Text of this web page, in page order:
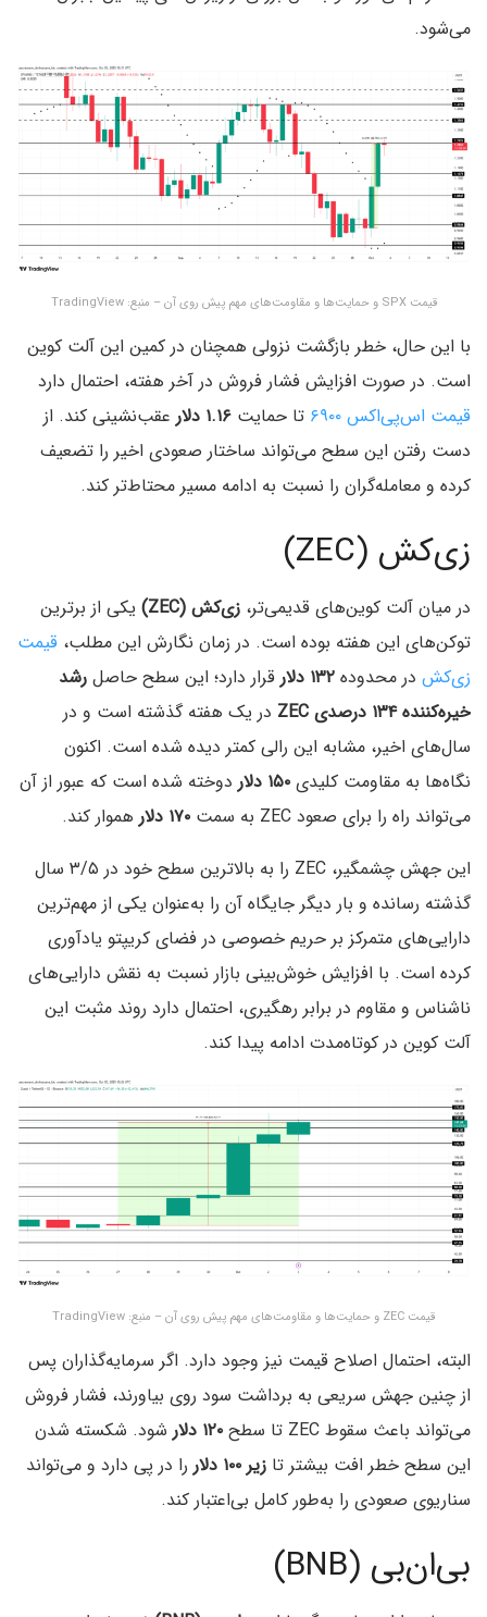
می‌شود.
قیمت SPX و حمایت‌ها و مقاومت‌های مهم پیش روی آن – منبع: TradingView
با این حال، خطر بازگشت نزولی همچنان در کمین این آلت کوین
است. در صورت افزایش فشار فروش در آخر هفته، احتمال دارد
قیمت اس‌پی‌اکس ۶۹۰۰
تا حمایت ۱.۱۶ دلار
عقب‌نشینی کند. از
دست رفتن این سطح می‌تواند ساختار صعودی اخیر را تضعیف
کرده و معامله‌گران را نسبت به ادامه مسیر محتاط‌تر کند.
زی‌کش (ZEC)
در میان آلت‌ کوین‌های قدیمی‌تر، زی‌کش (ZEC)
یکی از برترین
توکن‌های این هفته بوده است. در زمان نگارش این مطلب، قیمت
زی‌کش در محدوده ۱۳۲ دلار قرار دارد؛ این سطح حاصل رشد
خیره‌کننده ۱۳۴ درصدی ZEC
در یک هفته گذشته است و در
سال‌های اخیر، مشابه این رالی‌ کمتر دیده شده است. اکنون
نگاه‌ها به مقاومت کلیدی ۱۵۰ دلار
دوخته شده است که عبور از آن
می‌تواند راه را برای صعود ZEC به سمت
۱۷۰ دلار
هموار کند.
این جهش چشمگیر، ZEC را به بالاترین سطح خود در ۳/۵ سال
گذشته رسانده و بار دیگر جایگاه آن را به‌عنوان یکی از مهم‌ترین
دارایی‌های متمرکز بر حریم خصوصی در فضای کریپتو یادآوری
کرده است. با افزایش خوش‌بینی بازار نسبت به نقش دارایی‌های
ناشناس و مقاوم در برابر رهگیری، احتمال دارد روند مثبت این
آلت کوین در کوتاه‌مدت ادامه پیدا کند.
قیمت ZEC و حمایت‌ها و مقاومت‌های مهم پیش روی آن – منبع: TradingView
البته، احتمال اصلاح قیمت نیز وجود دارد. اگر سرمایه‌گذاران پس
از چنین جهش سریعی به برداشت سود روی بیاورند، فشار فروش
می‌تواند باعث سقوط ZEC تا سطح
۱۲۰ دلار
شود. شکسته‌ شدن
این سطح خطر افت بیشتر تا زیر ۱۰۰ دلار
را در پی دارد و می‌تواند
سناریوی صعودی را به‌طور کامل بی‌اعتبار کند.
بی‌ان‌بی (BNB)